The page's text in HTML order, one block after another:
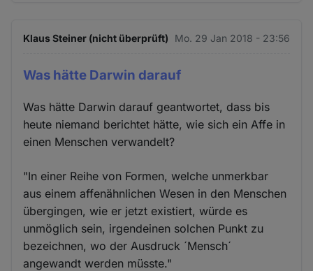
Klaus Steiner (nicht überprüft) Mo. 29 Jan 2018 - 23:56
Was hätte Darwin darauf
Was hätte Darwin darauf geantwortet, dass bis
heute niemand berichtet hätte, wie sich ein Affe in
einen Menschen verwandelt?
"In einer Reihe von Formen, welche unmerkbar
aus einem affenähnlichen Wesen in den Menschen
übergingen, wie er jetzt existiert, würde es
unmöglich sein, irgendeinen solchen Punkt zu
bezeichnen, wo der Ausdruck ´Mensch´
angewandt werden müsste."